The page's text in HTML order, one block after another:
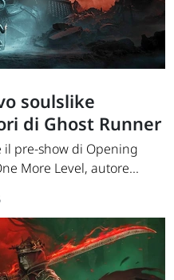
soulslike
di Ghost Runner
il pre-show di Opening
More Level, autore...